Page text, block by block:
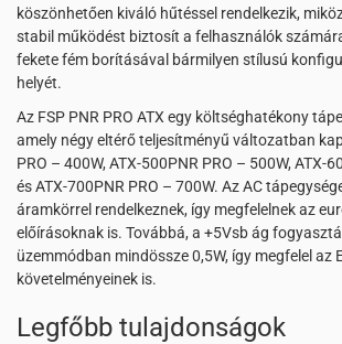
köszönhetően kiváló hűtéssel rendelkezik,
stabil működést biztosít a felhasználók
fekete fém borításával bármilyen stílusú
helyét.
Az FSP PNR PRO ATX egy költséghatékony
amely négy eltérő teljesítményű változatban
PRO – 400W, ATX-500PNR PRO – 500W, ATX-
és ATX-700PNR PRO – 700W. Az AC
áramkörrel rendelkeznek, így megfelelnek az
előírásoknak is. Továbbá, a +5Vsb ág
üzemmódban mindössze 0,5W, így megfelel az
követelményeinek is.
Legfőbb tulajdonságok